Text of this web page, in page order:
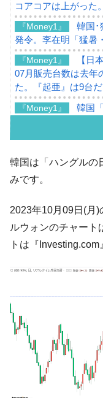
コアコアは上がった。
『Money1』
韓国･
発令。李在明「猛暑
『Money1』
【日
07月販売台数は去年
た。『起亜』は9台
『Money1』
韓国
韓国
兵器「K10」が改良
『Money1』
韓国
や、若者に起業さ
ル。外平債の発行「
韓国
ーにウソのデータ
『Money1』
韓国
言。
『Money1』
韓国
『韓
韓国は「ハングルの
みです。
2023年10月09日(月)
ルウォンのチャート
トは『Investing.com